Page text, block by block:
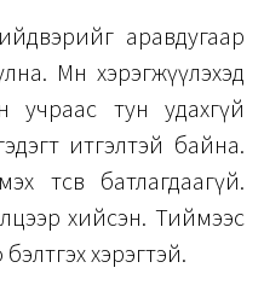
аравдугаар
Мөн хэрэгжүүлэхэд
учраас тун удахгүй
итгэлтэй байна.
төсөв батлагдаагүй.
хийсэн. Тиймээс
хэрэгтэй.